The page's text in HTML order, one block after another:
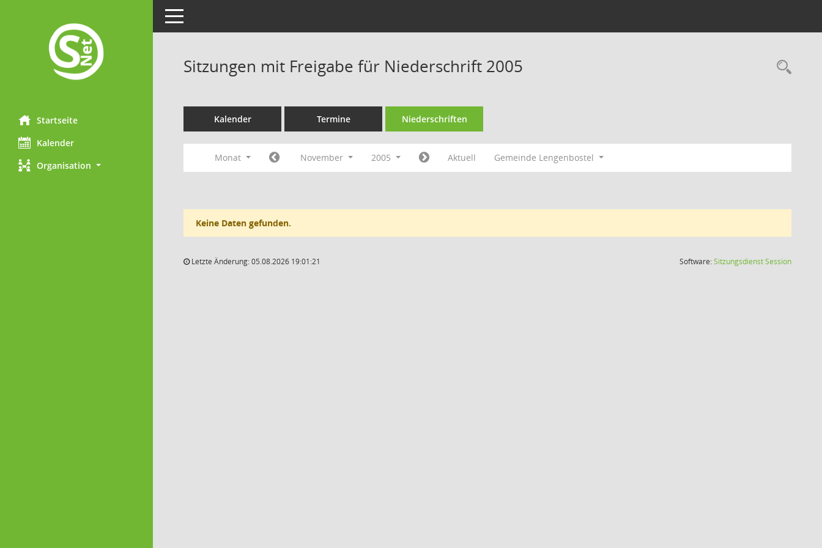
Startseite
Kalender
Organisation
Toggle navigation
Sitzungen mit Freigabe für Niederschrift 2005
Kalender Termine Niederschriften
Monat November 2005 Aktuell Gemeinde Lengenbostel
Keine Daten gefunden.
Letzte Änderung: 05.08.2026 19:01:21 Software:SitzungsdienstSession(Wird in